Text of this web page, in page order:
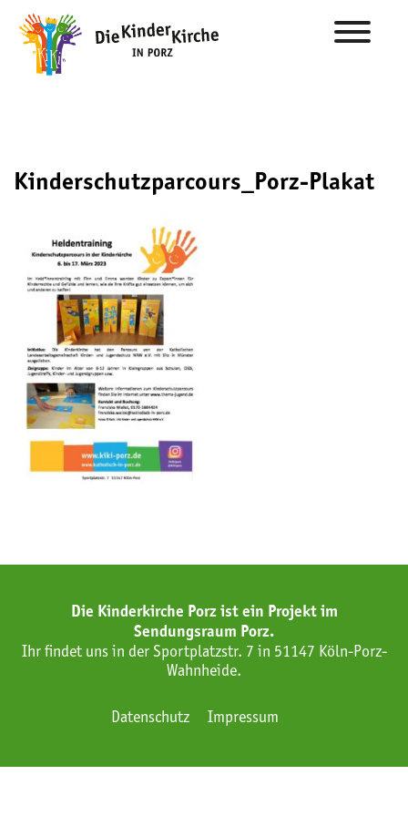
Kinderschutzparcours_Porz-Plakat
Die Kinderkirche Porz ist ein Projekt im
Sendungsraum Porz.
Ihr findet uns in der Sportplatzstr. 7 in 51147 Köln-Porz-
Wahnheide.
Datenschutz Impressum